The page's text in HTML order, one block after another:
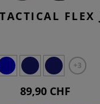
FLEX
+3
89,90 CHF